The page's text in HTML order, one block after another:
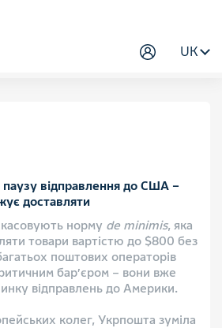
UK
паузу відправлення до США –
доставляти
норму de minimis, яка
товари вартістю до $800 без
поштових операторів
бар’єром – вони вже
відправлень до Америки.
колег, Укрпошта зуміла